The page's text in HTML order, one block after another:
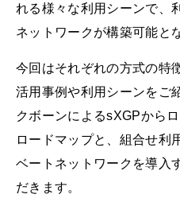
れる様々な利用シーンで、
ネットワークが構築可能と
今回はそれぞれの方式の特
活用事例や利用シーンをご
クボーンによるsXGPから
ロードマップと、組合せ利
ベートネットワークを導入
だきます。